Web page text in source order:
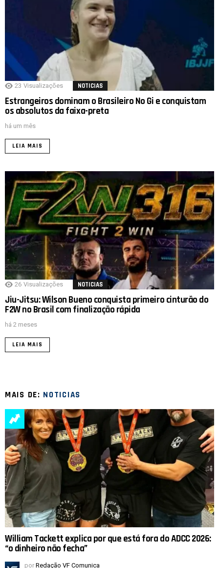
23 Visualizações NOTICIAS
Estrangeiros dominam o Brasileiro No Gi e conquistam
os absolutos da faixa-preta
há um mês
LEIA MAIS
26 Visualizações NOTICIAS
Jiu-Jitsu: Wilson Bueno conquista primeiro cinturão do
F2W no Brasil com finalização rápida
há 2 meses
LEIA MAIS
MAIS DE: NOTICIAS
William Tackett explica por que está fora do ADCC 2026:
“o dinheiro não fecha”
por Redação VF Comunica